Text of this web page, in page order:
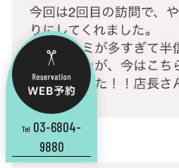
Tel 03-6804-
9880